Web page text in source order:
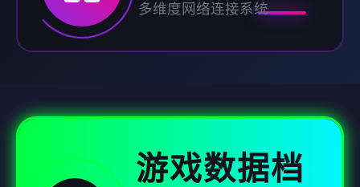
多维度网络连接系统
游戏数据档